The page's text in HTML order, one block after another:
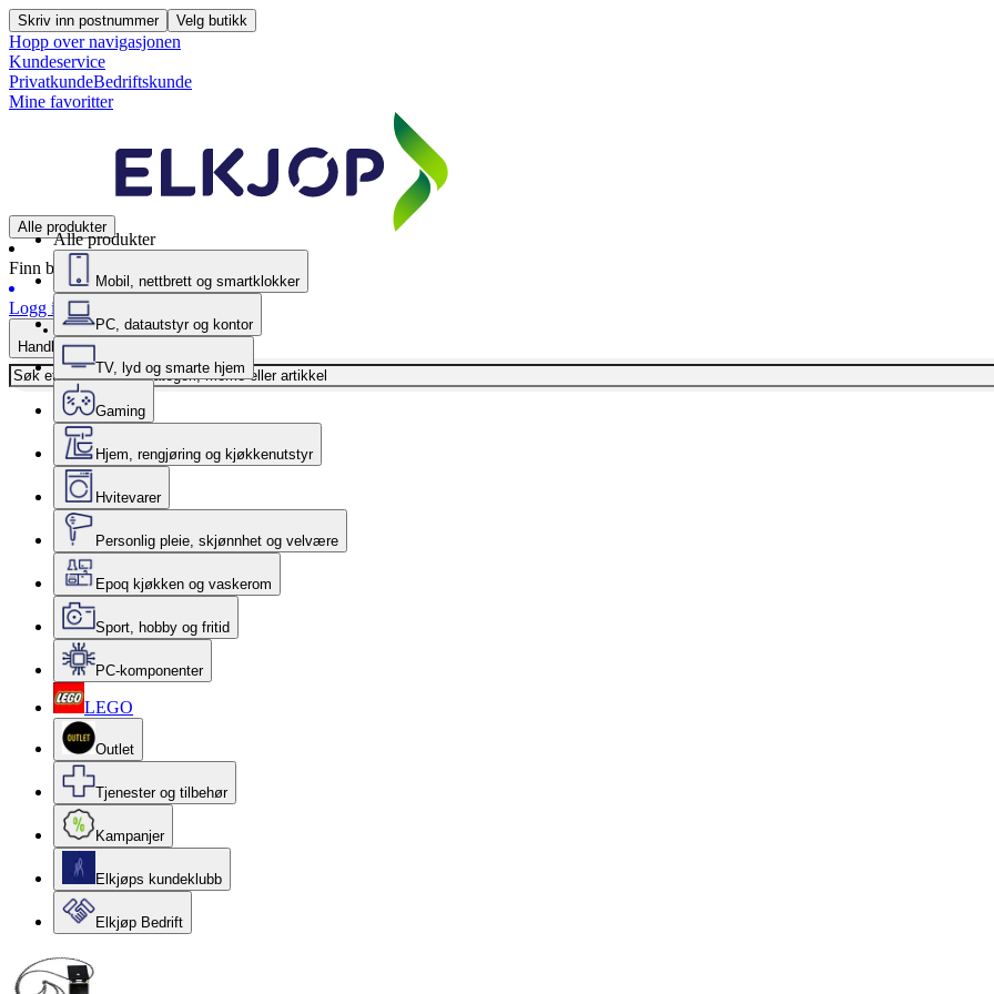
Skriv inn postnummer Velg butikk
Hopp over navigasjonen
Kundeservice
PrivatkundeBedriftskunde
Mine favoritter
Alle produkter
Finn butikk
Logg inn
Handlekurv
Alle produkter
Mobil, nettbrett og smartklokker
PC, datautstyr og kontor
TV, lyd og smarte hjem
Gaming
Hjem, rengjøring og kjøkkenutstyr
Hvitevarer
Personlig pleie, skjønnhet og velvære
Epoq kjøkken og vaskerom
Sport, hobby og fritid
PC-komponenter
LEGO
Outlet
Tjenester og tilbehør
Kampanjer
Elkjøps kundeklubb
Elkjøp Bedrift